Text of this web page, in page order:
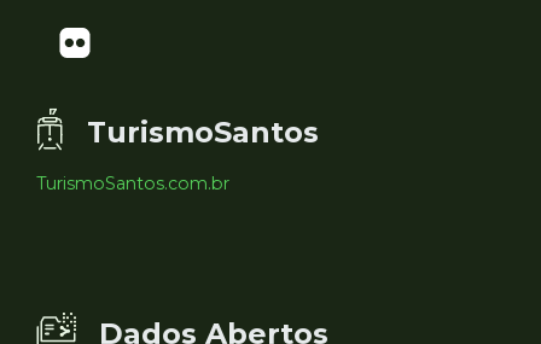
TurismoSantos
TurismoSantos.com.br
Dados Abertos